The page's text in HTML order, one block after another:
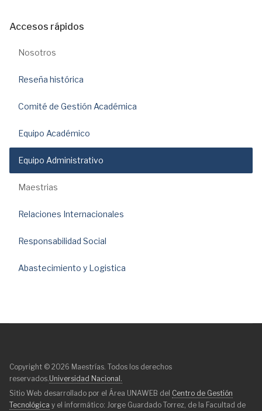
Accesos rápidos
Nosotros
Reseña histórica
Comité de Gestión Académica
Equipo Académico
Equipo Administrativo
Maestrias
Relaciones Internacionales
Responsabilidad Social
Abastecimiento y Logistica
Copyright © 2026 Maestrías. Todos los derechos
reservados.Universidad Nacional.
Sitio Web desarrollado por el Área UNAWEB del Centro de Gestión
Tecnológica y el informático: Jorge Guardado Torrez, de la Facultad de